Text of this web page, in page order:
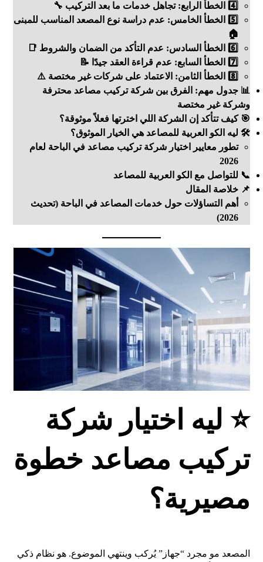
4️⃣ الخطأ الرابع: تجاهل خدمات ما بعد التركيب 🔧
5️⃣ الخطأ الخامس: عدم دراسة نوع المصعد المناسب للمبنى
🏠
6️⃣ الخطأ السادس: عدم التأكد من الضمان والشروط 📑
7️⃣ الخطأ السابع: عدم قراءة العقد جيدًا 📝
8️⃣ الخطأ الثامن: الاعتماد على شركات غير مختصة ⚠️
📊 جدول مهم: الفرق بين شركة تركيب مصاعد محترفة
وشركة غير مختصة
🎯 كيف تتأكد إن الشركة اللي اخترتها فعلاً موثوقة؟
🛠️ ليه الكو العربية للمصاعد هي الخيار الموثوق؟
تطور معايير اختيار شركة تركيب مصاعد في الباحة لعام
2026
📞 للتواصل مع الكو العربية للمصاعد
📌 خلاصة المقال
أهم التساؤلات حول خدمات المصاعد في الباحة (تحديث
2026)
⭐ ليه اختيار شركة
تركيب مصاعد خطوة
مصيرية؟
المصعد مو مجرد “جهاز” يُركب وينتهي الموضوع. هو نظام ذكي